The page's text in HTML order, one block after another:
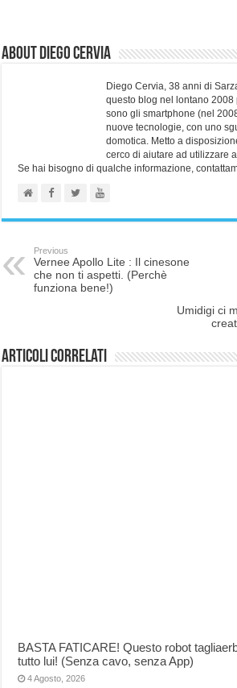
About Diego Cervia
Diego Cervia, 38 anni di
questo blog nel lontano
sono gli smartphone (nel
nuove tecnologie, con uno
domotica. Metto a
cerco di aiutare ad utilizzare
Se hai bisogno di qualche informazione,
Previous
Vernee Apollo Lite : Il cinesone
che non ti aspetti. (Perchè
funziona bene!)
Umidigi ci
Articoli correlati
BASTA FATICARE! Questo robot
tutto lui! (Senza cavo, senza App)
4 Agosto, 2026